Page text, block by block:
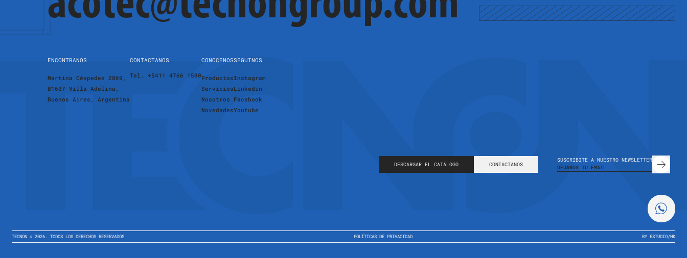
ENCONTRANOS
Martina Céspedes 2869,
B1607 Villa Adelina,
Buenos Aires, Argentina
CONTACTANOS
Tel. +5411 4766 1500
CONOCENOS
Productos
Servicios
Nosotros
Novedades
SEGUINOS
Instagram
Linkedin
Facebook
Youtube
DESCARGAR EL CATÁLOGO CONTACTANOS
SUSCRIBITE A NUESTRO NEWSLETTER
TECNON ©2026. TODOS LOS DERECHOS RESERVADOS POLÍTICAS DE PRIVACIDAD BY ESTUDIO/NK